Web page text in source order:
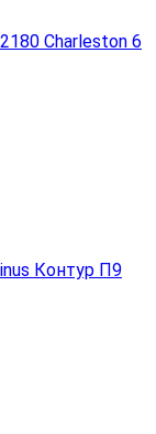
Charleston 6